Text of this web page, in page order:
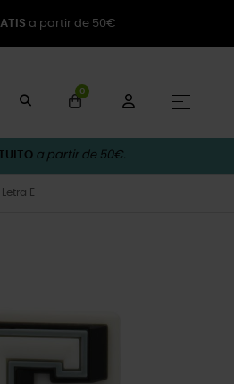
a partir de 50€
0
☰
a partir de 50€.
Letra E